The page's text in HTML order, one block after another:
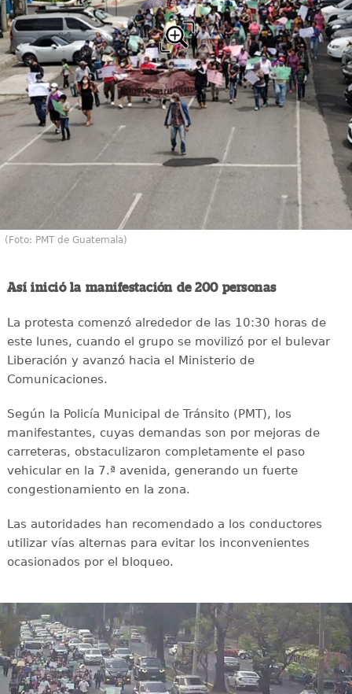
(Foto: PMT de Guatemala)
Así inició la manifestación de 200 personas
La protesta comenzó alrededor de las 10:30 horas de
este lunes, cuando el grupo se movilizó por el bulevar
Liberación y avanzó hacia el Ministerio de
Comunicaciones.
Según la Policía Municipal de Tránsito (PMT), los
manifestantes, cuyas demandas son por mejoras de
carreteras, obstaculizaron completamente el paso
vehicular en la 7.ª avenida, generando un fuerte
congestionamiento en la zona.
Las autoridades han recomendado a los conductores
utilizar vías alternas para evitar los inconvenientes
ocasionados por el bloqueo.